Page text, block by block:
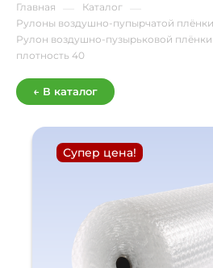
Главная Каталог
Рулоны воздушно-пупырчатой плёнки
Рулон воздушно-пузырьковой плёнки
плотность 40
← В каталог
Супер цена!